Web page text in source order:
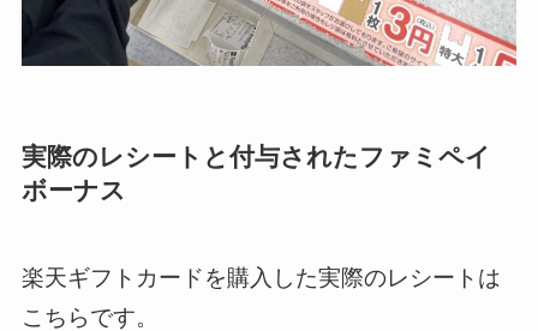
実際のレシートと付与されたファミペイ
ボーナス
楽天ギフトカードを購入した実際のレシートは
こちらです。